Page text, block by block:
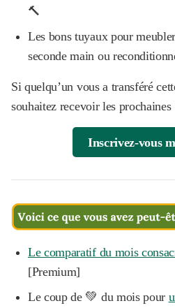
🔨
Les bons tuyaux pour
seconde main ou
Si quelqu’un vous a transféré
souhaitez recevoir les prochaines
Inscrivez-vous
Le comparatif du mois
[Premium]
Le coup de 💚 du mois pour